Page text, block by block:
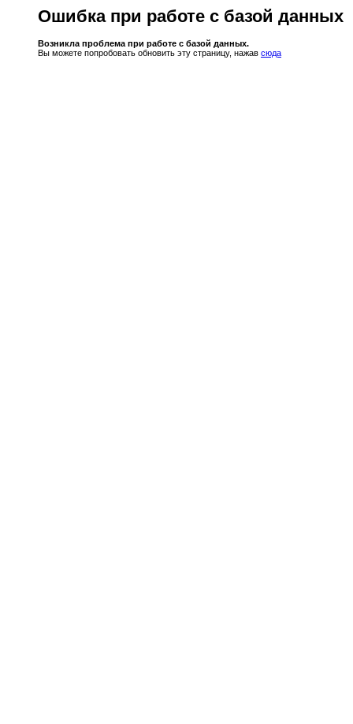
Ошибка при работе с базой данных
Возникла проблема при работе с базой данных.
Вы можете попробовать обновить эту страницу, нажав сюда